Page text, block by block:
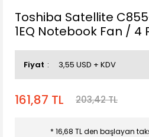
Toshiba Satellite
1EQ Notebook Fan / 4
Fiyat 3,55 USD + KDV
161,87 TL 203,42 TL
* 16,68 TL den başlayan